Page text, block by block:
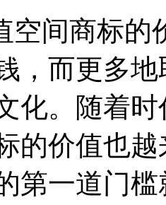
空间商标
，而更多
化。随着
的价值也
第一道门